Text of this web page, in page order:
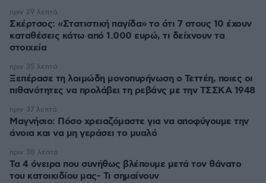
Σκέρτσος: «Στατιστική παγίδα» το ότι 7 στους 10 έχουν
καταθέσεις κάτω από 1.000 ευρώ, τι δείχνουν τα
στοιχεία
πριν 29 λεπτά
Ξεπέρασε τη λοιμώδη μονοπυρήνωση ο Τεττέη, ποιες οι
πιθανότητες να προλάβει τη ρεβάνς με την ΤΣΣΚΑ 1948
πριν 35 λεπτά
Μαγνήσιο: Πόσο χρειαζόμαστε για να αποφύγουμε την
άνοια και να μη γεράσει το μυαλό
πριν 37 λεπτά
Τα 4 όνειρα που συνήθως βλέπουμε μετά τον θάνατο
του κατοικιδίου μας- Τι σημαίνουν
πριν 38 λεπτά